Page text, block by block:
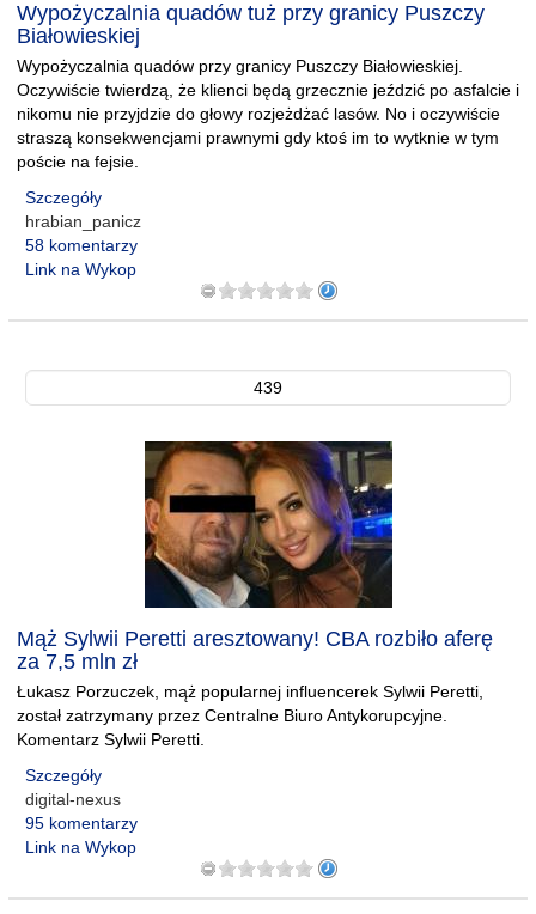
Wypożyczalnia quadów tuż przy granicy Puszczy
Białowieskiej
Wypożyczalnia quadów przy granicy Puszczy Białowieskiej.
Oczywiście twierdzą, że klienci będą grzecznie jeździć po asfalcie i
nikomu nie przyjdzie do głowy rozjeżdżać lasów. No i oczywiście
straszą konsekwencjami prawnymi gdy ktoś im to wytknie w tym
poście na fejsie.
Szczegóły
hrabian_panicz
58 komentarzy
Link na Wykop
439
Mąż Sylwii Peretti aresztowany! CBA rozbiło aferę
za 7,5 mln zł
Łukasz Porzuczek, mąż popularnej influencerek Sylwii Peretti,
został zatrzymany przez Centralne Biuro Antykorupcyjne.
Komentarz Sylwii Peretti.
Szczegóły
digital-nexus
95 komentarzy
Link na Wykop